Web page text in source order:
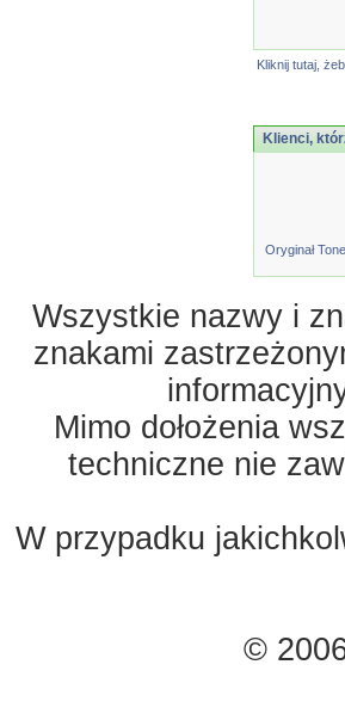
Kliknij tutaj,
Klienci,
Oryginał
Wszystkie nazwy i
znakami
Mimo dołożenia
techniczne nie
W przypadku
©